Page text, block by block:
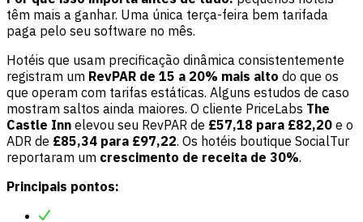
têm mais a ganhar. Uma única terça-feira bem tarifada
paga pelo seu software no mês.
Hotéis que usam precificação dinâmica consistentemente
registram um RevPAR de 15 a 20% mais alto do que os
que operam com tarifas estáticas. Alguns estudos de caso
mostram saltos ainda maiores. O cliente PriceLabs The
Castle Inn elevou seu RevPAR de £57,18 para £82,20 e o
ADR de £85,34 para £97,22. Os hotéis boutique SocialTur
reportaram um crescimento de receita de 30%.
Principais pontos: